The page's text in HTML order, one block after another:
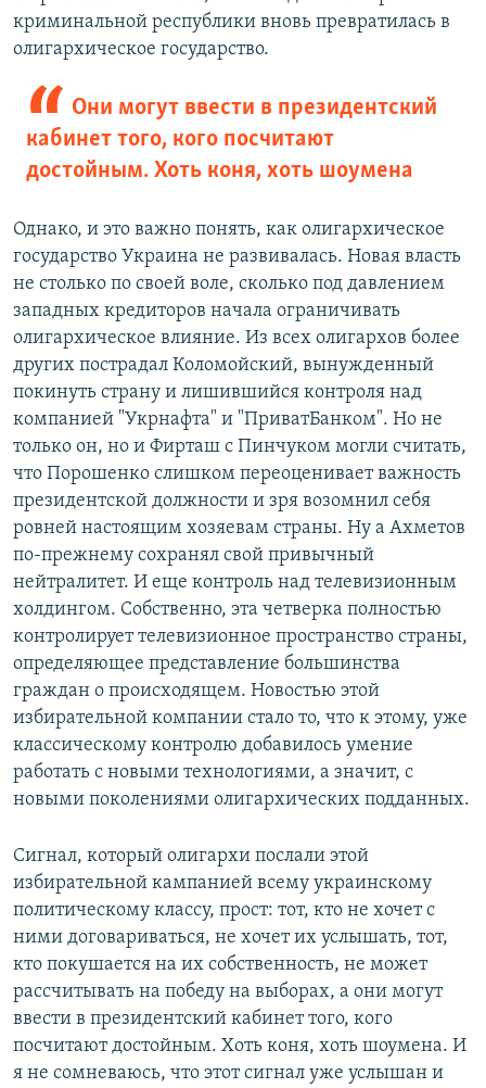
криминальной республики вновь превратилась в
олигархическое государство.
Они могут ввести в президентский
кабинет того, кого посчитают
достойным. Хоть коня, хоть шоумена
Однако, и это важно понять, как олигархическое
государство Украина не развивалась. Новая власть
не столько по своей воле, сколько под давлением
западных кредиторов начала ограничивать
олигархическое влияние. Из всех олигархов более
других пострадал Коломойский, вынужденный
покинуть страну и лишившийся контроля над
компанией "Укрнафта" и "ПриватБанком". Но не
только он, но и Фирташ с Пинчуком могли считать,
что Порошенко слишком переоценивает важность
президентской должности и зря возомнил себя
ровней настоящим хозяевам страны. Ну а Ахметов
по-прежнему сохранял свой привычный
нейтралитет. И еще контроль над телевизионным
холдингом. Собственно, эта четверка полностью
контролирует телевизионное пространство страны,
определяющее представление большинства
граждан о происходящем. Новостью этой
избирательной компании стало то, что к этому, уже
классическому контролю добавилось умение
работать с новыми технологиями, а значит, с
новыми поколениями олигархических подданных.
Сигнал, который олигархи послали этой
избирательной кампанией всему украинскому
политическому классу, прост: тот, кто не хочет с
ними договариваться, не хочет их услышать, тот,
кто покушается на их собственность, не может
рассчитывать на победу на выборах, а они могут
ввести в президентский кабинет того, кого
посчитают достойным. Хоть коня, хоть шоумена. И
я не сомневаюсь, что этот сигнал уже услышан и